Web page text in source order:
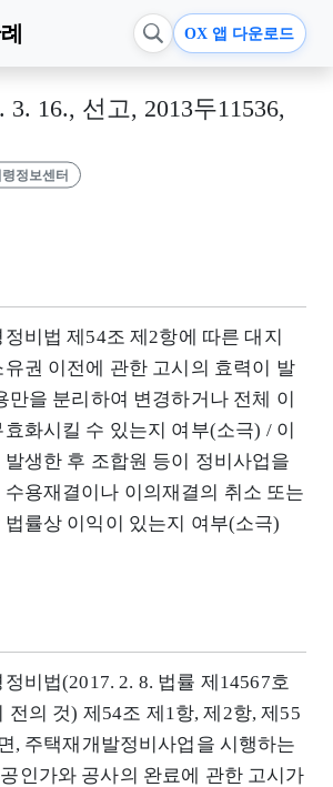
OX 앱 다운로드
3. 16., 선고, 2013두11536,
정보센터
비법 제54조 제2항에 따른 대지
권 이전에 관한 고시의 효력이 발
만을 분리하여 변경하거나 전체 이
화시킬 수 있는지 여부(소극) / 이
생한 후 조합원 등이 정비사업을
용재결이나 이의재결의 취소 또는
률상 이익이 있는지 여부(소극)
비법(2017. 2. 8. 법률 제14567호
전의 것) 제54조 제1항, 제2항, 제55
, 주택재개발정비사업을 시행하는
인가와 공사의 완료에 관한 고시가